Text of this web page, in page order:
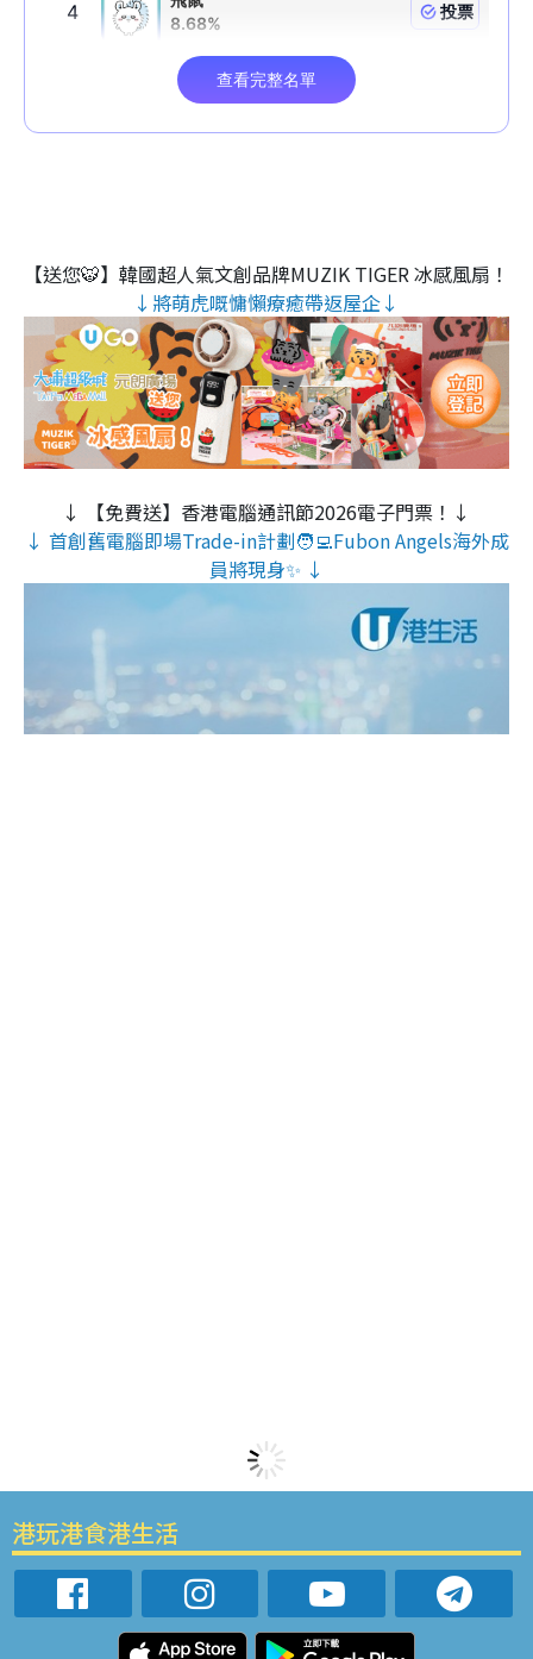
【送您🐯】韓國超人氣文創品牌MUZIK TIGER 冰感風扇！
↓將萌虎嘅慵懶療癒帶返屋企↓
↓ 【免費送】香港電腦通訊節2026電子門票！↓
↓ 首創舊電腦即場Trade-in計劃🧑‍💻Fubon Angels海外成
員將現身✨ ↓
港玩港食港生活